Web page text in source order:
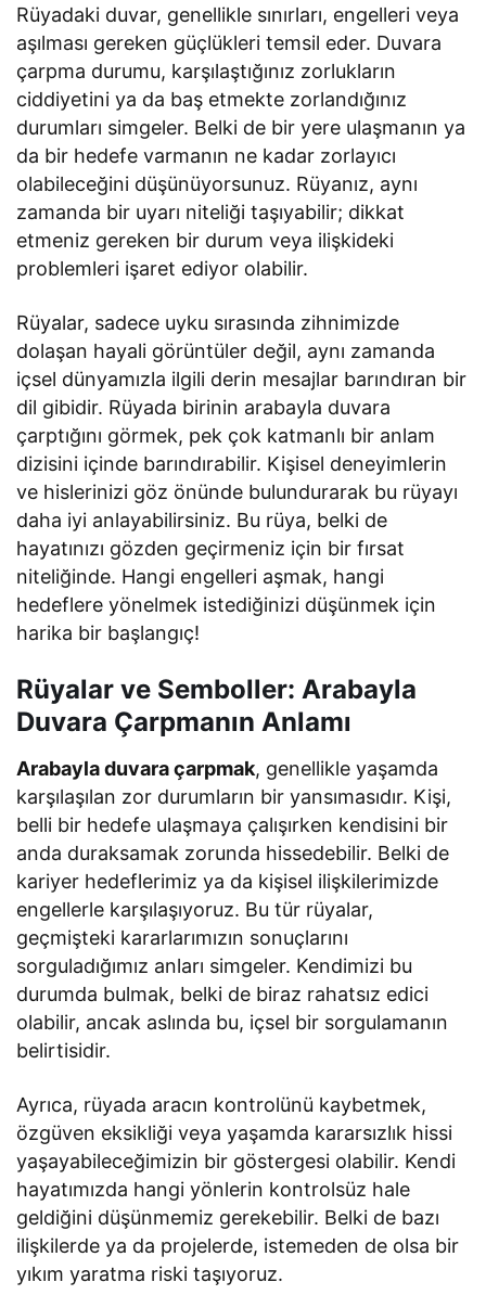
Rüyadaki duvar, genellikle sınırları, engelleri veya
aşılması gereken güçlükleri temsil eder. Duvara
çarpma durumu, karşılaştığınız zorlukların
ciddiyetini ya da baş etmekte zorlandığınız
durumları simgeler. Belki de bir yere ulaşmanın ya
da bir hedefe varmanın ne kadar zorlayıcı
olabileceğini düşünüyorsunuz. Rüyanız, aynı
zamanda bir uyarı niteliği taşıyabilir; dikkat
etmeniz gereken bir durum veya ilişkideki
problemleri işaret ediyor olabilir.
Rüyalar, sadece uyku sırasında zihnimizde
dolaşan hayali görüntüler değil, aynı zamanda
içsel dünyamızla ilgili derin mesajlar barındıran bir
dil gibidir. Rüyada birinin arabayla duvara
çarptığını görmek, pek çok katmanlı bir anlam
dizisini içinde barındırabilir. Kişisel deneyimlerin
ve hislerinizi göz önünde bulundurarak bu rüyayı
daha iyi anlayabilirsiniz. Bu rüya, belki de
hayatınızı gözden geçirmeniz için bir fırsat
niteliğinde. Hangi engelleri aşmak, hangi
hedeflere yönelmek istediğinizi düşünmek için
harika bir başlangıç!
Rüyalar ve Semboller: Arabayla
Duvara Çarpmanın Anlamı
Arabayla duvara çarpmak, genellikle yaşamda
karşılaşılan zor durumların bir yansımasıdır. Kişi,
belli bir hedefe ulaşmaya çalışırken kendisini bir
anda duraksamak zorunda hissedebilir. Belki de
kariyer hedeflerimiz ya da kişisel ilişkilerimizde
engellerle karşılaşıyoruz. Bu tür rüyalar,
geçmişteki kararlarımızın sonuçlarını
sorguladığımız anları simgeler. Kendimizi bu
durumda bulmak, belki de biraz rahatsız edici
olabilir, ancak aslında bu, içsel bir sorgulamanın
belirtisidir.
Ayrıca, rüyada aracın kontrolünü kaybetmek,
özgüven eksikliği veya yaşamda kararsızlık hissi
yaşayabileceğimizin bir göstergesi olabilir. Kendi
hayatımızda hangi yönlerin kontrolsüz hale
geldiğini düşünmemiz gerekebilir. Belki de bazı
ilişkilerde ya da projelerde, istemeden de olsa bir
yıkım yaratma riski taşıyoruz.